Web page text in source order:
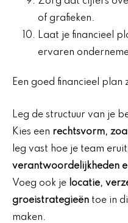
of grafieken.
Laat je financieel
ervaren
Een goed financieel plan
Leg de structuur van je
Kies een rechtsvorm,
leg vast hoe je team
verantwoordelijkheden
Voeg ook je locatie,
groeistrategieën toe in
maken.